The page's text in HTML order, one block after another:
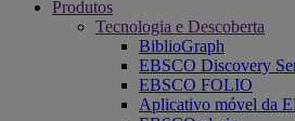
Produtos
Tecnologia e Descoberta
BiblioGraph
EBSCO Discovery
EBSCO FOLIO
Aplicativo móvel da